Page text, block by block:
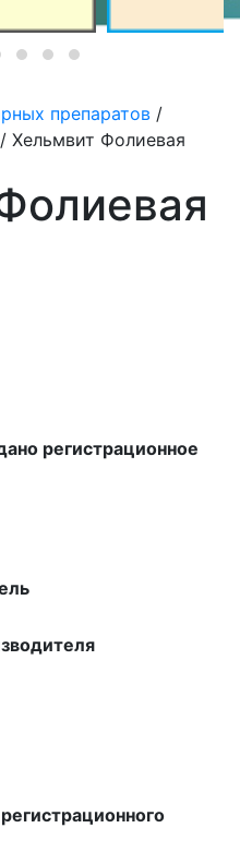
препаратов /
/ Хельмвит Фолиевая
регистрационное